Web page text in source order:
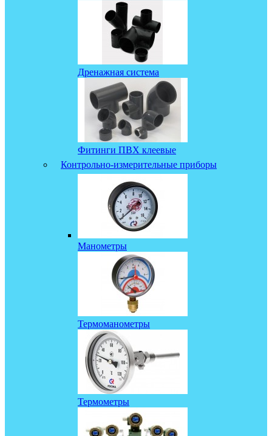
Дренажная система
Фитинги ПВХ клеевые
Контрольно-измерительные приборы
Манометры
Термоманометры
Термометры